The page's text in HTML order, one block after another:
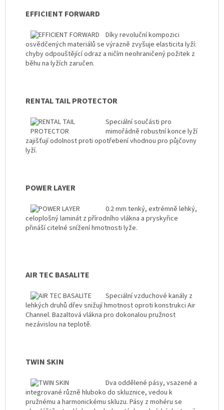
EFFICIENT FORWARD
Díky revoluční kompozici
osvědčených materiálů se výrazně zvyšuje elasticita lyží:
chyby odpouštějící odraz a ničím neohraničený požitek z
běhu na lyžích zaručen.
RENTAL TAIL PROTECTOR
Speciální součásti pro
mimořádně robustní konce lyží
zajišťují odolnost proti opotřebení vhodnou pro půjčovny
lyží.
POWER LAYER
0.2 mm tenký, extrémně lehký,
celoplošný laminát z přírodního vlákna a pryskyřice
přináší citelné snížení hmotnosti lyže.
AIR TEC BASALITE
Speciální vzduchové kanály z
lehkých druhů dřev snižují hmotnost oproti konstrukci Air
Channel. Bazaltová vlákna pro dokonalou pružnost
nezávislou na teplotě.
TWIN SKIN
Dva oddělené pásy, vsazené a
integrované různě hluboko do skluznice, vedou k
pružnému a harmonickému skluzu. Pásy z mohéru se